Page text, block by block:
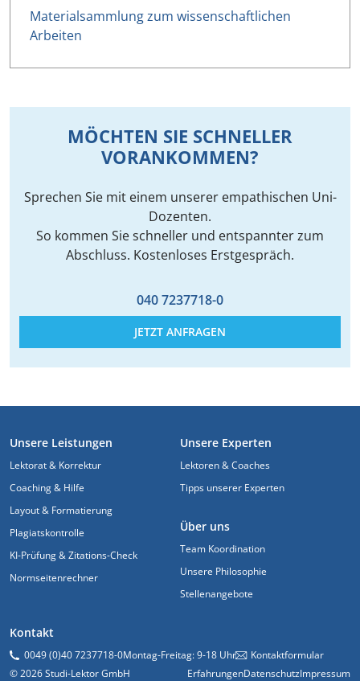
Materialsammlung zum wissenschaftlichen
Arbeiten
MÖCHTEN SIE SCHNELLER
VORANKOMMEN?
Sprechen Sie mit einem unserer empathischen Uni-
Dozenten.
So kommen Sie schneller und entspannter zum
Abschluss. Kostenloses Erstgespräch.
040 7237718-0
JETZT ANFRAGEN
FUSSZEILE
Unsere Leistungen
Lektorat & Korrektur
Coaching & Hilfe
Layout & Formatierung
Plagiatskontrolle
KI-Prüfung & Zitations-Check
Normseitenrechner
Kontakt
0049 (0)40 7237718-0Montag-Freitag: 9-18 Uhr Kontaktformular
Unsere Experten
Lektoren & Coaches
Tipps unserer Experten
Über uns
Team Koordination
Unsere Philosophie
Stellenangebote
© 2026 Studi-Lektor GmbH ErfahrungenDatenschutzImpressum